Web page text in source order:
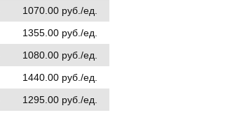
1070.00 руб./ед.
1355.00 руб./ед.
1080.00 руб./ед.
1440.00 руб./ед.
1295.00 руб./ед.